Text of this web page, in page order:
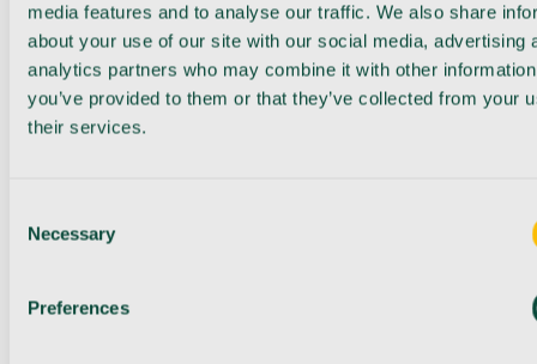
media features and to analyse our traffic. We also share
about your use of our site with our social media, advertising
analytics partners who may combine it with other
you’ve provided to them or that they’ve collected from your
their services.
Selection
Necessary
Preferences